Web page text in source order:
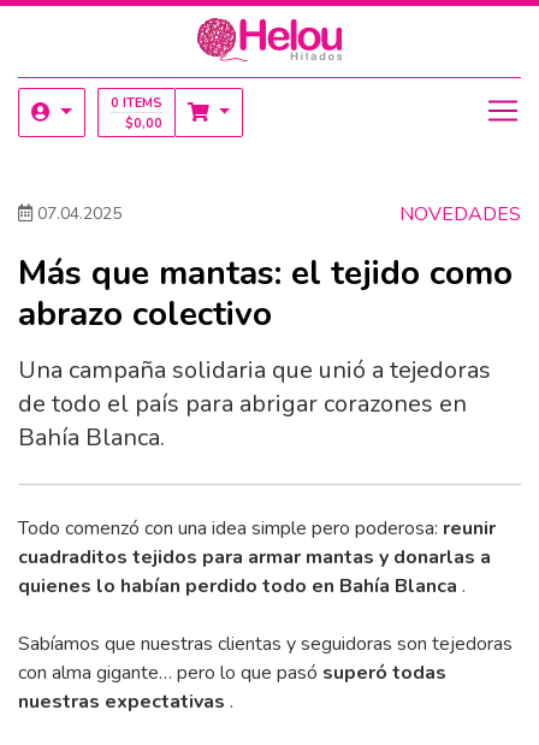
0 ITEMS
$0,00
07.04.2025 NOVEDADES
Más que mantas: el tejido como
abrazo colectivo
Una campaña solidaria que unió a tejedoras
de todo el país para abrigar corazones en
Bahía Blanca.
Todo comenzó con una idea simple pero poderosa: reunir
cuadraditos tejidos para armar mantas y donarlas a
quienes lo habían perdido todo en Bahía Blanca .
Sabíamos que nuestras clientas y seguidoras son tejedoras
con alma gigante… pero lo que pasó superó todas
nuestras expectativas .